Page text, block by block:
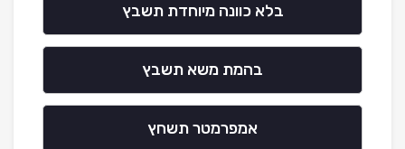
בלא כוונה מיוחדת תשבץ
בהמת משא תשבץ
אמפרמטר תשחץ